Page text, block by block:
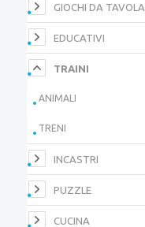
GIOCHI DA TAVOLA
EDUCATIVI
TRAINI
ANIMALI
TRENI
INCASTRI
PUZZLE
CUCINA